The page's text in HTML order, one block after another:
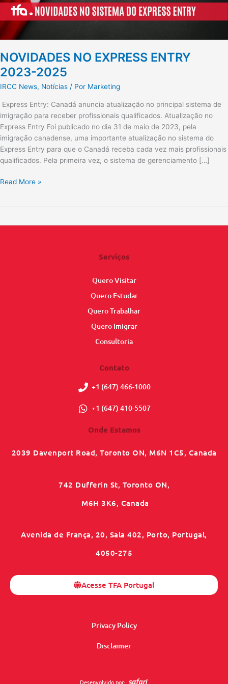
NOVIDADES NO EXPRESS ENTRY
2023-2025
IRCC News, Notícias / Por Marketing
Express Entry: Canadá anuncia atualização no principal sistema de
imigração para receber profissionais qualificados. Atualização no
Express Entry Foi publicado no dia 31 de maio de 2023, pela
imigração canadense, uma importante atualização no sistema do
Express Entry para que o Canadá receba cada vez mais profissionais
qualificados. Pela primeira vez, o sistema de gerenciamento […]
Read More »
Serviços
Quero Visitar
Quero Estudar
Quero Trabalhar
Quero Imigrar
Consultoria
Contato
+1 (647) 466-1000
+1 (647) 410-5507
Onde Estamos
2039 Davenport Road, Toronto ON, M6N 1C5, Canada
742 Dufferin St, Toronto ON,
M6H 3K6, Canada
Avenida de França, 20, Sala 402, Porto, Portugal,
4050-275
Acesse TFA Portugal
Privacy Policy
Disclaimer
Desenvolvido por: